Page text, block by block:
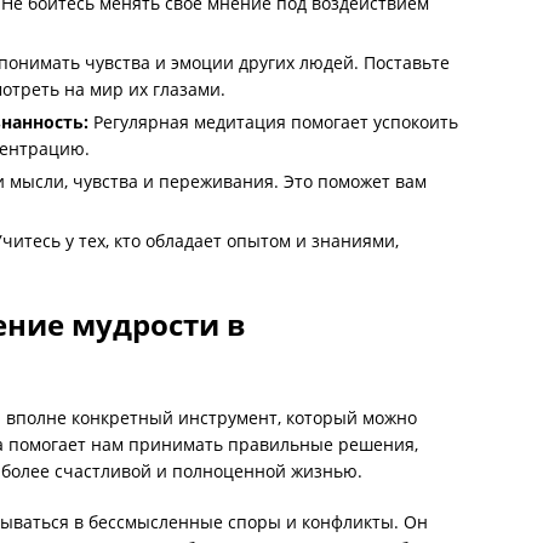
чувства и эмоции других людей. Поставьте
на мир их глазами.
Регулярная медитация помогает успокоить
мысли, чувства и переживания. Это поможет вам
у тех, кто обладает опытом и знаниями,
мудрости в
вполне конкретный инструмент, который можно
помогает нам принимать правильные решения,
счастливой и полноценной жизнью.
в бессмысленные споры и конфликты. Он